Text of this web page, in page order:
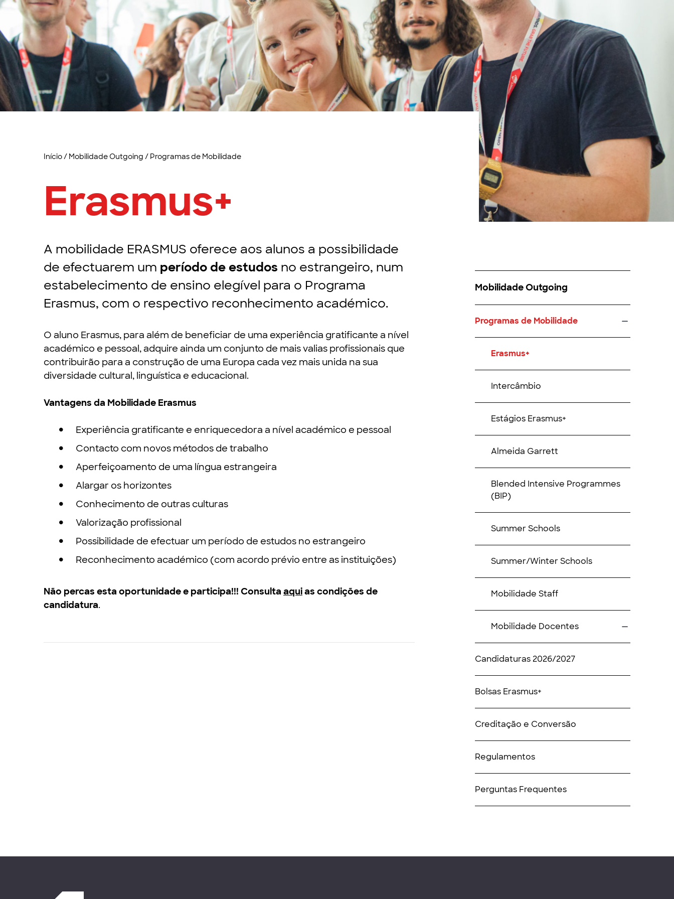
Início/ Mobilidade Outgoing / Programas de Mobilidade
Erasmus+
A mobilidade ERASMUS oferece aos alunos a possibilidade
de efectuarem um período de estudos no estrangeiro, num
estabelecimento de ensino elegível para o Programa
Erasmus, com o respectivo reconhecimento académico.
O aluno Erasmus, para além de beneficiar de uma experiência gratificante a nível
académico e pessoal, adquire ainda um conjunto de mais valias profissionais que
contribuirão para a construção de uma Europa cada vez mais unida na sua
diversidade cultural, linguística e educacional.
Vantagens da Mobilidade Erasmus
Experiência gratificante e enriquecedora a nível académico e pessoal
Contacto com novos métodos de trabalho
Aperfeiçoamento de uma língua estrangeira
Alargar os horizontes
Conhecimento de outras culturas
Valorização profissional
Possibilidade de efectuar um período de estudos no estrangeiro
Reconhecimento académico (com acordo prévio entre as instituições)
Não percas esta oportunidade e participa!!! Consulta aquias condições de
candidatura.
Mobilidade Outgoing
Programas de Mobilidade
Erasmus+
Intercâmbio
Estágios Erasmus+
Almeida Garrett
Blended Intensive Programmes
(BIP)
Summer Schools
Summer/Winter Schools
Mobilidade Staff
Mobilidade Docentes
Candidaturas 2026/2027
Bolsas Erasmus+
Creditação e Conversão
Regulamentos
Perguntas Frequentes